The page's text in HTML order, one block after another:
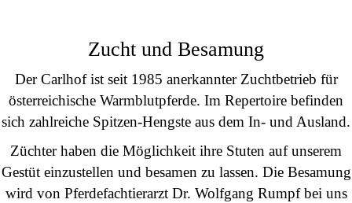
Zucht und Besamung
Der Carlhof ist seit 1985 anerkannter Zuchtbetrieb für
österreichische Warmblutpferde. Im Repertoire befinden
sich zahlreiche Spitzen-Hengste aus dem In- und Ausland.
Züchter haben die Möglichkeit ihre Stuten auf unserem
Gestüt einzustellen und besamen zu lassen. Die Besamung
wird von Pferdefachtierarzt Dr. Wolfgang Rumpfbei uns